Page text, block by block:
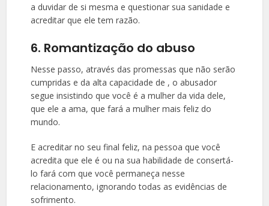
a duvidar de si mesma e questionar sua sanidade e
acreditar que ele tem razão.
6. Romantização do abuso
Nesse passo, através das promessas que não serão
cumpridas e da alta capacidade de , o abusador
segue insistindo que você é a mulher da vida dele,
que ele a ama, que fará a mulher mais feliz do
mundo.
E acreditar no seu final feliz, na pessoa que você
acredita que ele é ou na sua habilidade de consertá-
lo fará com que você permaneça nesse
relacionamento, ignorando todas as evidências de
sofrimento.